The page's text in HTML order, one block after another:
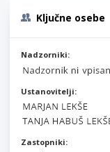
Ključne osebe
Nadzorniki:
Ustanovitelji:
Zastopniki: